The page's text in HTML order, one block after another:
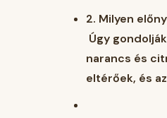
2. Milyen
Úgy
narancs és
eltérőek, és